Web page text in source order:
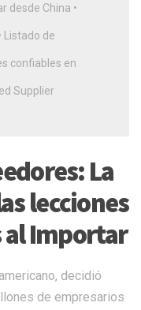
desde China •
Listado de
confiables en
Supplier
La
lecciones
al Importar
decidió
de empresarios